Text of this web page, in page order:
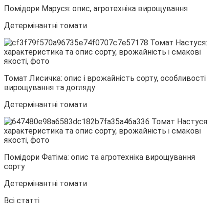
Помідори Маруся: опис, агротехніка вирощування
Детермінантні томати
Томат Лисичка: опис і врожайність сорту, особливості
вирощування та догляду
Детермінантні томати
Помідори Фатіма: опис та агротехніка вирощування
сорту
Детермінантні томати
Всі статті